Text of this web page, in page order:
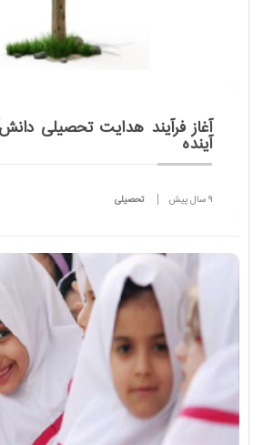
آغاز فرآیند هدایت تحصیلی
آینده
9 سال پیش تحصیلی
شروع می شود و ما از
هدایت تحصیلی هستیم.